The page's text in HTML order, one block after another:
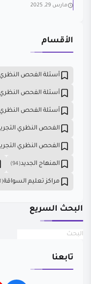
مارس 29, 2025
الأقسام
أسئلة الفحص النظري
أسئلة الفحص النظري
أسئلة الفحص النظري
الفحص النظري
الفحص النظري التجريبي
المنهاج الجديد(94)
مراكز تعليم السواقة(71)
البحث السريع
تابعنا